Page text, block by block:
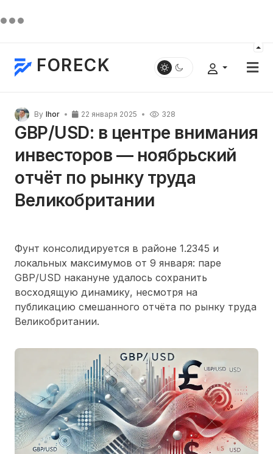
FORECK
By Ihor 22 января 2025 328
GBP/USD: в центре внимания
инвесторов — ноябрьский
отчёт по рынку труда
Великобритании
Фунт консолидируется в районе 1.2345 и
локальных максимумов от 9 января: паре
GBP/USD накануне удалось сохранить
восходящую динамику, несмотря на
публикацию смешанного отчёта по рынку труда
Великобритании.